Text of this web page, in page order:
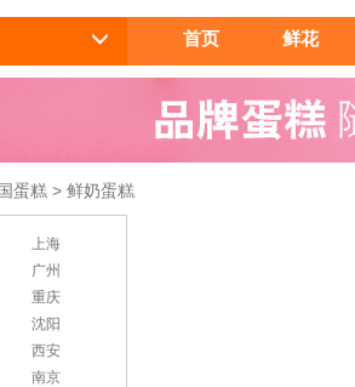
首页 鲜花
蛋糕 > 鲜奶蛋糕
上海
广州
重庆
沈阳
西安
南京